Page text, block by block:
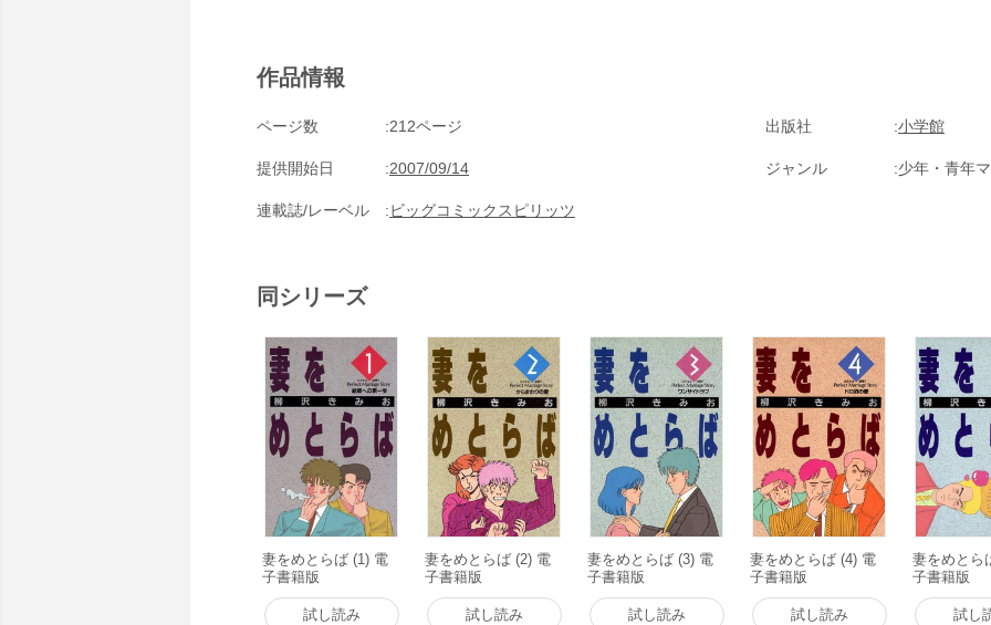
作品情報
ページ数 212ページ 出版社 小学館
提供開始日 2007/09/14 ジャンル 少年・青年
連載誌/レーベル ビッグコミックスピリッツ
同シリーズ
妻をめとらば (1) 電
子書籍版
試し読み
妻をめとらば (2) 電
子書籍版
試し読み
妻をめとらば (3) 電
子書籍版
試し読み
妻をめとらば (4) 電
子書籍版
試し読み
妻をめとら
子書籍版
試し